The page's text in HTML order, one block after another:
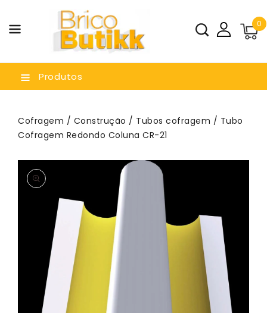
0
Produtos
Cofragem / Construção / Tubos cofragem / Tubo
Cofragem Redondo Coluna CR-21